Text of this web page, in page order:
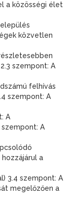
a közösségi élet
közvetlen
szempont: A
felhívás
szempont: A
A
szempont: A
a
3.4 szempont: A
megelőzően a